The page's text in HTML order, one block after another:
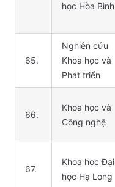
học Hòa Bình
65.
Nghiên cứu
Khoa học và
Phát triển
66.
Khoa học và
Công nghệ
67.
Khoa học Đại
học Hạ Long